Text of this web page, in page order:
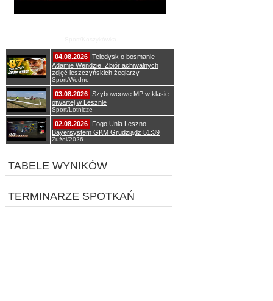
04.08.2026 Teledysk o bosmanie
Adamie Wendzie. Zbiór achiwalnych
zdjęć leszczyńskich żeglarzy
Sport/Wodne
03.08.2026 Szybowcowe MP w klasie
otwartej w Lesznie
Sport/Lotnicze
02.08.2026
Fogo Unia Leszno -
Bayersystem GKM Grudziądz 51:39
Żużel/2026
TABELE WYNIKÓW
TERMINARZE SPOTKAŃ